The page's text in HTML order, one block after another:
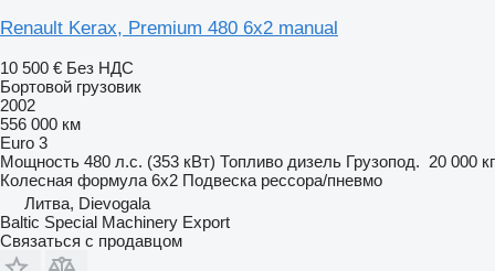
Renault Kerax, Premium 480 6x2 manual
10 500 € Без НДС
Бортовой грузовик
2002
556 000 км
Euro 3
Мощность 480 л.с. (353 кВт) Топливо дизель Грузопод. 20 000 кг
Колесная формула 6x2 Подвеска рессора/пневмо
Литва, Dievogala
Baltic Special Machinery Export
Связаться с продавцом